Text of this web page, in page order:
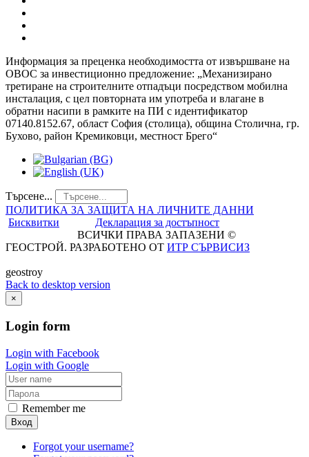
Информация за преценка необходимостта от извършване на
ОВОС за инвестиционно предложение: „Механизирано
третиране на строителните отпадъци посредством мобилна
инсталация, с цел повторната им употреба и влагане в
обратни насипи в рамките на ПИ с идентификатор
07140.8152.67, област София (столица), община Столична, гр.
Бухово, район Кремиковци, местност Брего“
Търсене...
ПОЛИТИКА ЗА ЗАЩИТА НА ЛИЧНИТЕ ДАННИ
Бисквитки
Декларация за достъпност
ВСИЧКИ ПРАВА ЗАПАЗЕНИ ©
ГЕОСТРОЙ. РАЗРАБОТЕНО ОТ ИТР СЪРВИСИЗ
geostroy
Back to desktop version
×
Login form
Login with Facebook
Login with Google
Remember me
Вход
Forgot your username?